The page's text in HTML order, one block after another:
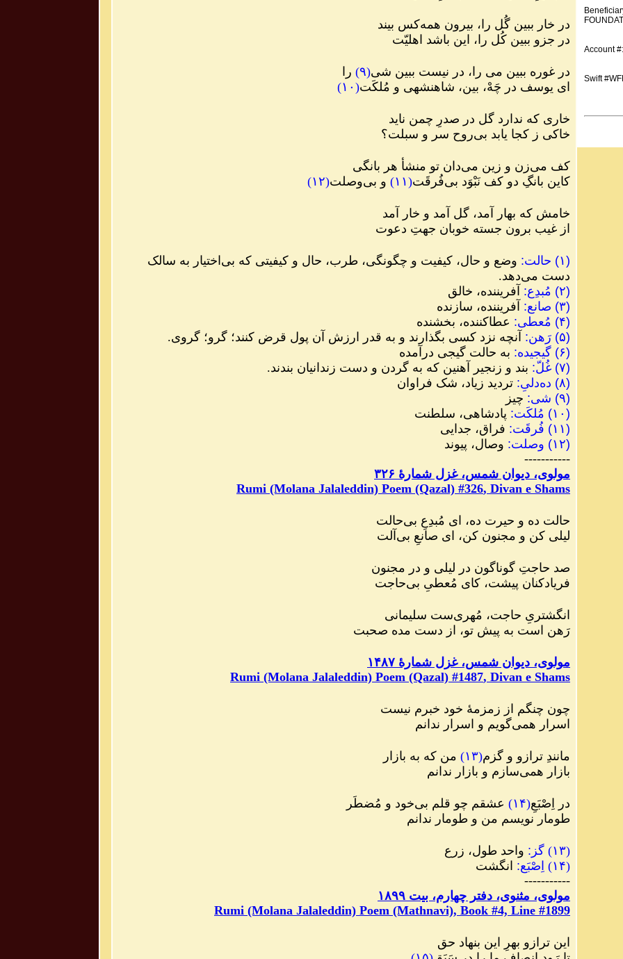
در خار ببین گُل را، بیرون همه‌کس بیند
در جزو ببین کُل را، این باشد اهلیّت
در غوره ببین می را، در نیست ببین شی(۹) را
ای یوسف در چَهْ، بین، شاهنشهی و مُلکَت( ۱۰)
خاری که ندارد گل در صدرِ چمن ناید
خاکی ز کجا یابد بی‌روح سر و سبلت؟
کف می‌زن و زین می‌دان تو منشأ هر بانگی
کاین بانگِ دو کف نَبْوَد بی‌فُرقَت(۱۱) و بی‌وصلت(۱۲)
خامش که بهار آمد، گل آمد و خار آمد
از غیب برون جسته خوبان جهتِ دعوت
(۱) حالت: وضع و حال، کیفیت و چگونگی، طرب، حال و کیفیتی که بی‌اختیار به سالک
دست می‌دهد.
(۲) مُبدِع: آفریننده، خالق
(۳) صانع: آفریننده، سازنده
(۴) مُعطی: عطاکننده، بخشنده
(۵) رَهن: آنچه نزد کسی بگذارند و به ‌قدر ارزش آن پول قرض کنند؛ گرو؛ گروی.
(۶) گیجیده: به حالت گیجی درآمده
(٧) غُلّ: بند و زنجیر آهنین که به گردن و دست زندانیان بندند.
(٨) ده‌دلیِ: تردید زیاد، شک فراوان
(۹) شی: چیز
( ۱۰) مُلکَت: پادشاهی، سلطنت
(۱۱) فُرقَت: فراق، جدایی
(۱۲) وصلت: وصال، پیوند
-----------
مولوی، دیوان شمس، غزل شمارهٔ ۳۲۶
Rumi (Molana Jalaleddin) Poem (Qazal) #326, Divan e Shams
حالت ده و حیرت ده، ای مُبدِعِ بی‌حالت
لیلی کن و مجنون کن، ای صانعِ بی‌آلت
صد حاجتِ گوناگون در لیلی و در مجنون
فریادکنان پیشت، کای مُعطیِ بی‌حاجت
انگشتریِ حاجت، مُهری‌ست سلیمانی
رَهن است به پیش تو، از دست مده صحبت
مولوی، دیوان شمس، غزل شمارهٔ ۱۴۸۷
Rumi (Molana Jalaleddin) Poem (Qazal) #1487, Divan e Shams
چون چنگم از زمزمهٔ خود خبرم نیست
اسرار همی‌گویم و اسرار ندانم
مانندِ ترازو و گزم(۱۳) من که به بازار
بازار همی‌‌سازم و بازار ندانم
در اِصْبَعِ(۱۴) عشقم چو قلم بی‌خود و مُضطَر
طومار نویسم من و طومار ندانم
(۱۳) گز : واحد طول، زرع
(۱۴) اِصْبَع: انگشت
-----------
مولوی، مثنوی، دفتر چهارم، بیت ١٨٩٩
Rumi (Molana Jalaleddin) Poem (Mathnavi), Book #4, Line #1899
این ترازو بهرِ این بنهاد حق
Account
Swift